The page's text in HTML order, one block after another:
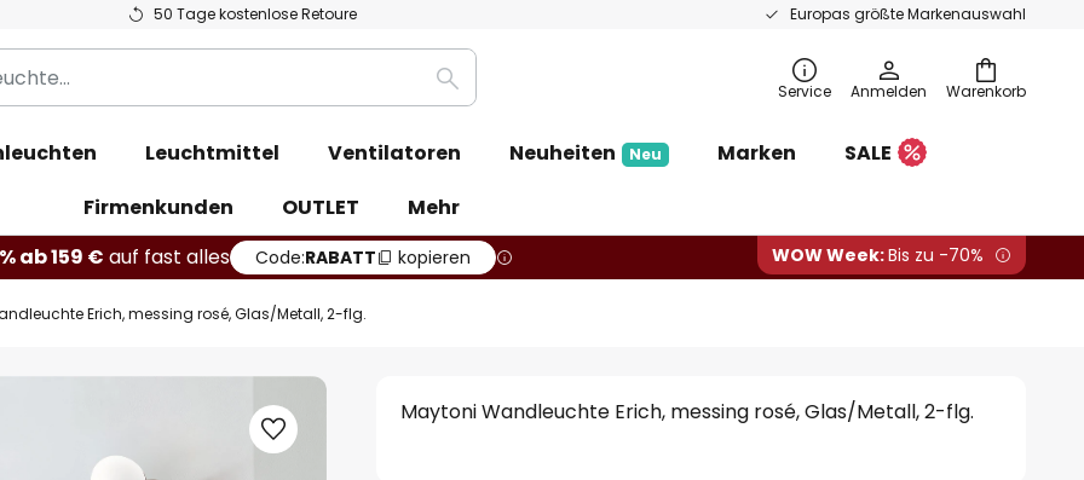
50 Tage kostenlose Retoure Europas größte Markenauswahl
Warenkorb
Suche Service Anmelden
Leuchtmittel Ventilatoren Neuheiten Neu Marken
SALE
Firmenkunden
OUTLET
Mehr
ab 159 € auf fast alles Code:RABATT kopieren WOW Week:Bis zu -70%
Erich, messing rosé, Glas/Metall, 2-flg.
Maytoni Wandleuchte Erich, messing rosé, Glas/Metall, 2-flg.